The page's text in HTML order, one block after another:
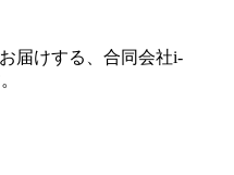
届けする、合同会社i-